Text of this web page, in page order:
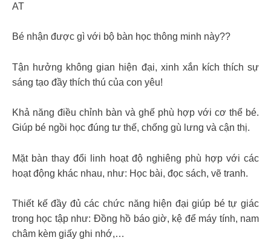
AT
Bé nhận được gì với bộ bàn học thông minh này??
Tận hưởng không gian hiện đại, xinh xắn kích thích sự
sáng tạo đầy thích thú của con yêu!
Khả năng điều chỉnh bàn và ghế phù hợp với cơ thể bé.
Giúp bé ngồi học đúng tư thế, chống gù lưng và cận thị.
Mặt bàn thay đổi linh hoạt độ nghiêng phù hợp với các
hoạt động khác nhau, như: Học bài, đọc sách, vẽ tranh.
Thiết kế đầy đủ các chức năng hiện đại giúp bé tự giác
trong học tập như: Đồng hồ báo giờ, kệ để máy tính, nam
châm kèm giấy ghi nhớ,…